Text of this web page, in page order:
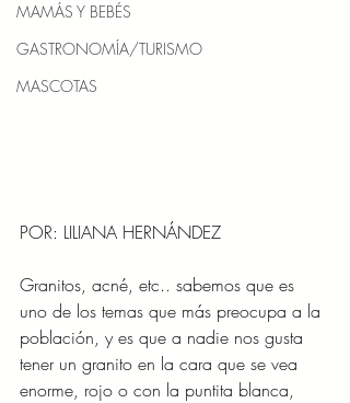
MAMÁS Y BEBÉS
GASTRONOMÍA/TURISMO
MASCOTAS
POR: LILIANA HERNÁNDEZ
Granitos, acné, etc.. sabemos que es
uno de los temas que más preocupa a la
población, y es que a nadie nos gusta
tener un granito en la cara que se vea
enorme, rojo o con la puntita blanca,